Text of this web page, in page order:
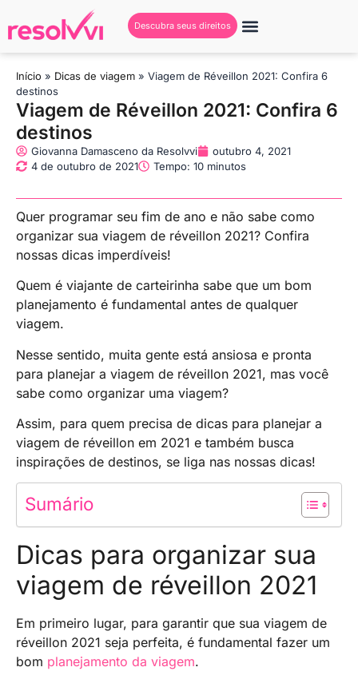
Descubra seus direitos
Início » Dicas de viagem » Viagem de Réveillon 2021: Confira 6
destinos
Viagem de Réveillon 2021: Confira 6
destinos
Giovanna Damasceno da Resolvvi
outubro 4, 2021
4 de outubro de 2021
Tempo: 10 minutos
Quer programar seu fim de ano e não sabe como
organizar sua viagem de réveillon 2021? Confira
nossas dicas imperdíveis!
Quem é viajante de carteirinha sabe que um bom
planejamento é fundamental antes de qualquer
viagem.
Nesse sentido, muita gente está ansiosa e pronta
para planejar a viagem de réveillon 2021, mas você
sabe como organizar uma viagem?
Assim, para quem precisa de dicas para planejar a
viagem de réveillon em 2021 e também busca
inspirações de destinos, se liga nas nossas dicas!
Sumário
Dicas para organizar sua
viagem de réveillon 2021
Em primeiro lugar, para garantir que sua viagem de
réveillon 2021 seja perfeita, é fundamental fazer um
bom planejamento da viagem.